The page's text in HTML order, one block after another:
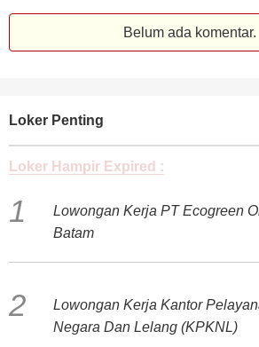
Belum ada komentar.
Loker Penting
Loker Hampir Expired :
Lowongan Kerja PT Ecogreen
Batam
Lowongan Kerja Kantor
Negara Dan Lelang (KPKNL)